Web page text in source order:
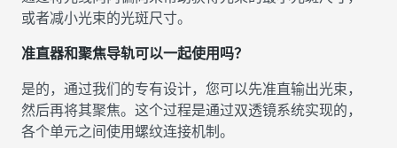
或者减小光束的光斑尺寸。
准直器和聚焦导轨可以一起使用吗？
是的，通过我们的专有设计，您可以先准直输出光束，
然后再将其聚焦。这个过程是通过双透镜系统实现的，
各个单元之间使用螺纹连接机制。